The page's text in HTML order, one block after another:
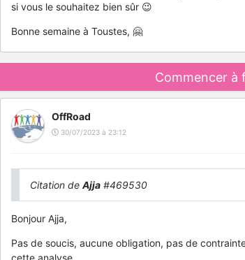
si vous le souhaitez bien sûr 😉
Bonne semaine à Toustes, 🤗
Commencer à
OffRoad
30/07/2023 à 23:12
Citation de Ajja #469530
Bonjour Ajja,
Pas de soucis, aucune obligation, pas de
cette analyse...